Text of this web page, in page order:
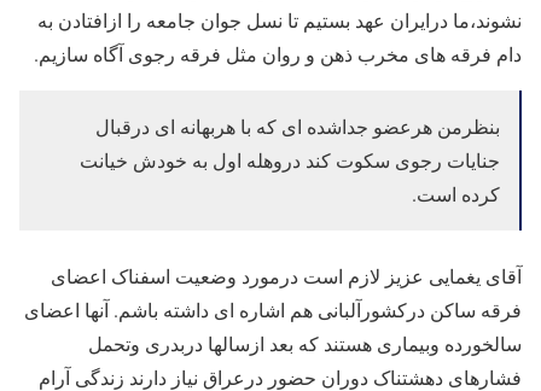
نشوند،ما درایران عهد بستیم تا نسل جوان جامعه را ازافتادن به
دام فرقه های مخرب ذهن و روان مثل فرقه رجوی آگاه سازیم.
بنظرمن هرعضو جداشده ای که با هربهانه ای درقبال
جنایات رجوی سکوت کند دروهله اول به خودش خیانت
کرده است.
آقای یغمایی عزیز لازم است درمورد وضعیت اسفناک اعضای
فرقه ساکن درکشورآلبانی هم اشاره ای داشته باشم. آنها اعضای
سالخورده وبیماری هستند که بعد ازسالها دربدری وتحمل
فشارهای دهشتناک دوران حضور درعراق نیاز دارند زندگی آرام